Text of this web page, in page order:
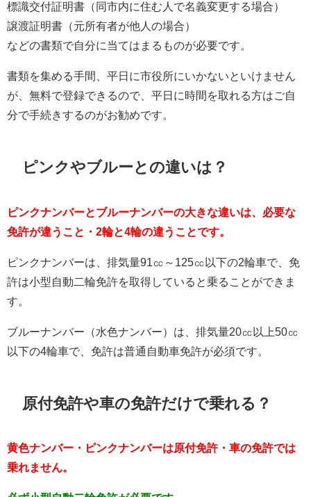
標識交付証明書（同市内に住む人で名義変更する場合）
譲渡証明書（元所有者が他人の場合）
などの書類で自分に当てはまるものが必要です。
書類を集める手間、平日に市役所にいかないといけません
が、無料で登録できるので、平日に時間を取れる方はご自
分で手続きするのがお勧めです。
ピンクやブルーとの違いは？
ピンクナンバーとブルーナンバーの大きな違いは、必要な
免許が違うこと・2輪と4輪の違うことです。
ピンクナンバーは、排気量91㏄～125㏄以下の2輪車で、免
許は小型自動二輪免許を取得していると乗ることができま
す。
ブルーナンバー（水色ナンバー）は、排気量20㏄以上50㏄
以下の4輪車で、免許は普通自動車免許が必須です。
原付免許や車の免許だけで乗れる？
黄色ナンバー・ピンクナンバーは原付免許・車の免許では
乗れません。